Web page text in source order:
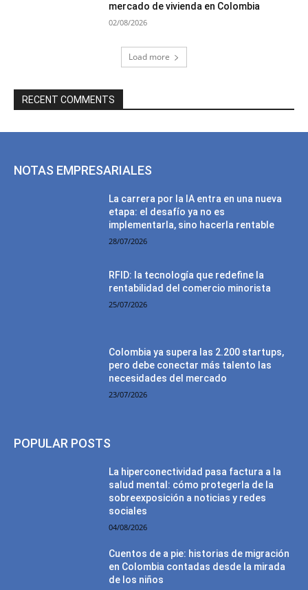
mercado de vivienda en Colombia
02/08/2026
Load more
RECENT COMMENTS
NOTAS EMPRESARIALES
La carrera por la IA entra en una nueva
etapa: el desafío ya no es
implementarla, sino hacerla rentable
28/07/2026
RFID: la tecnología que redefine la
rentabilidad del comercio minorista
25/07/2026
Colombia ya supera las 2.200 startups,
pero debe conectar más talento las
necesidades del mercado
23/07/2026
POPULAR POSTS
La hiperconectividad pasa factura a la
salud mental: cómo protegerla de la
sobreexposición a noticias y redes
sociales
04/08/2026
Cuentos de a pie: historias de migración
en Colombia contadas desde la mirada
de los niños